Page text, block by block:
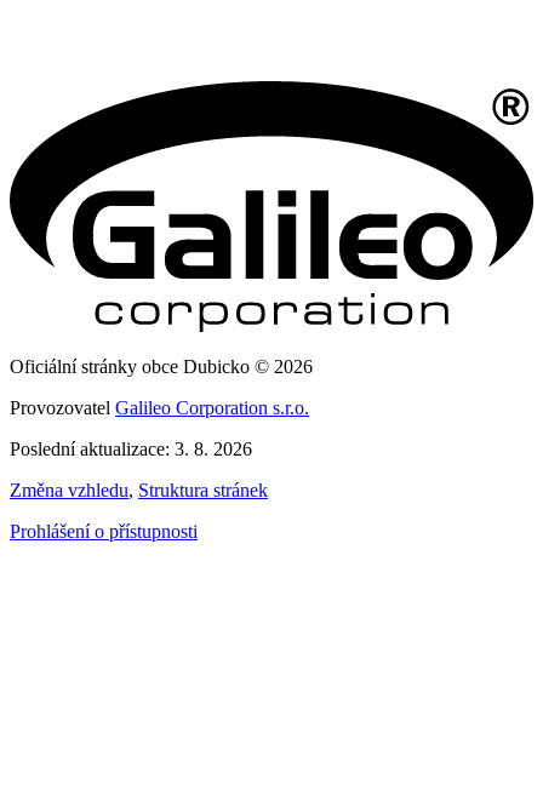
Oficiální stránky obce Dubicko © 2026
Provozovatel Galileo Corporation s.r.o.
Poslední aktualizace: 3. 8. 2026
Změna vzhledu, Struktura stránek
Prohlášení o přístupnosti